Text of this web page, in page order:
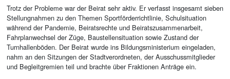
Trotz der Probleme war der Beirat sehr aktiv. Er verfasst insgesamt sieben
Stellungnahmen zu den Themen Sportförderrichtlinie, Schulsituation
während der Pandemie, Beiratsrechte und Beiratszusammenarbeit,
Fahrplanwechsel der Züge, Baustellensituation sowie Zustand der
Turnhallenböden. Der Beirat wurde ins Bildungsministerium eingeladen,
nahm an den Sitzungen der Stadtverordneten, der Ausschussmitglieder
und Begleitgremien teil und brachte über Fraktionen Anträge ein.